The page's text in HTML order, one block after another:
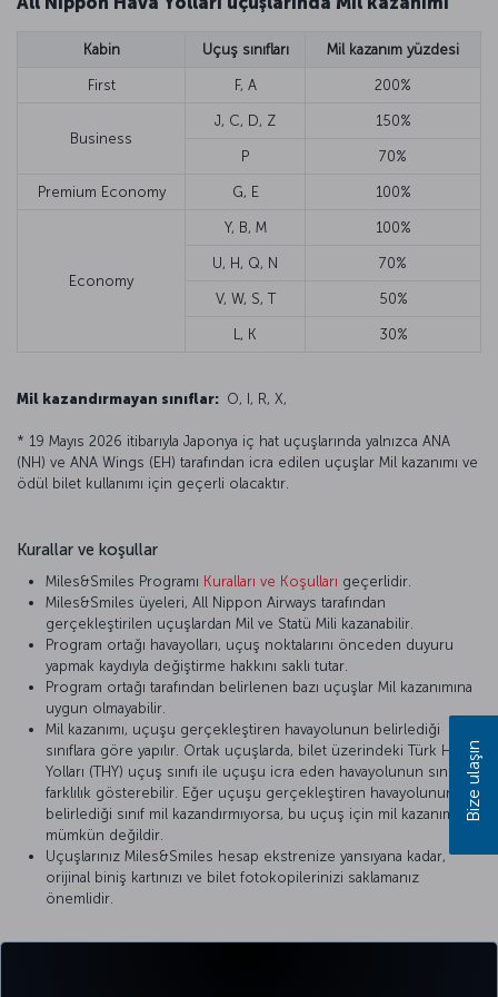
Kabin Uçuş sınıfları Mil kazanım yüzdesi
First F, A 200%
Business
J, C, D, Z 150%
P 70%
Premium Economy G, E 100%
Economy
Y, B, M 100%
U, H, Q, N 70%
V, W, S, T 50%
L, K 30%
Mil kazandırmayan sınıflar: O, I, R, X,
* 19 Mayıs 2026 itibarıyla Japonya iç hat uçuşlarında yalnızca ANA
(NH) ve ANA Wings (EH) tarafından icra edilen uçuşlar Mil kazanımı ve
ödül bilet kullanımı için geçerli olacaktır.
Kurallar ve koşullar
Miles&Smiles Programı Kuralları ve Koşulları geçerlidir.
Miles&Smiles üyeleri, All Nippon Airways tarafından
gerçekleştirilen uçuşlardan Mil ve Statü Mili kazanabilir.
Program ortağı havayolları, uçuş noktalarını önceden duyuru
yapmak kaydıyla değiştirme hakkını saklı tutar.
Program ortağı tarafından belirlenen bazı uçuşlar Mil kazanımına
uygun olmayabilir.
Mil kazanımı, uçuşu gerçekleştiren havayolunun belirlediği
sınıflara göre yapılır. Ortak uçuşlarda, bilet üzerindeki Türk Hava
Yolları (THY) uçuş sınıfı ile uçuşu icra eden havayolunun sınıfı
farklılık gösterebilir. Eğer uçuşu gerçekleştiren havayolunun
belirlediği sınıf mil kazandırmıyorsa, bu uçuş için mil kazanımı
mümkün değildir.
Uçuşlarınız Miles&Smiles hesap ekstrenize yansıyana kadar,
orijinal biniş kartınızı ve bilet fotokopilerinizi saklamanız
önemlidir.
Bize ulaşın